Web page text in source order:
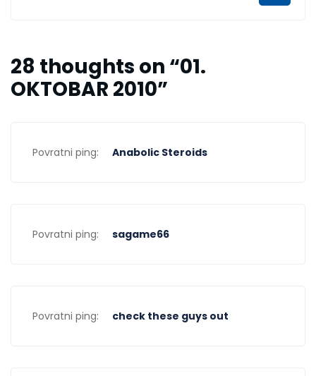
28 thoughts on “01.
OKTOBAR 2010”
Povratni ping: Anabolic Steroids
Povratni ping: sagame66
Povratni ping: check these guys out